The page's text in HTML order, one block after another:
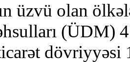
üzvü olan
(ÜDM)
dövriyyəsi